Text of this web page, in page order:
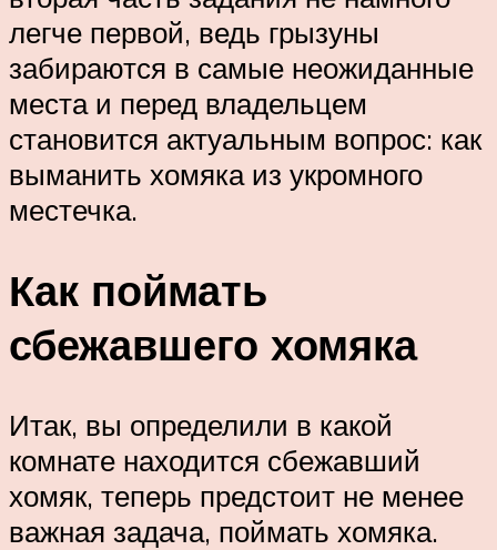
легче первой, ведь грызуны
забираются в самые неожиданные
места и перед владельцем
становится актуальным вопрос: как
выманить хомяка из укромного
местечка.
Как поймать
сбежавшего хомяка
Итак, вы определили в какой
комнате находится сбежавший
хомяк, теперь предстоит не менее
важная задача, поймать хомяка.